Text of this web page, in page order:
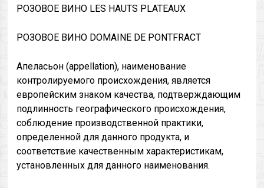
РОЗОВОЕ ВИНО LES HAUTS PLATEAUX
РОЗОВОЕ ВИНО DOMAINE DE PONTFRACT
Апеласьон (appellation), наименование
контролируемого происхождения, является
европейским знаком качества, подтверждающим
подлинность географического происхождения,
соблюдение производственной практики,
определенной для данного продукта, и
соответствие качественным характеристикам,
установленных для данного наименования.